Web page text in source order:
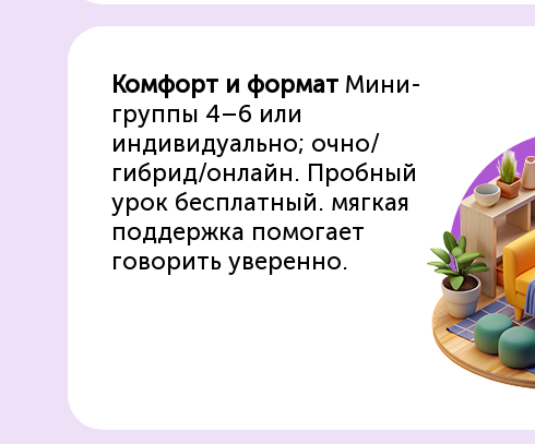
Комфорт и формат Мини-
группы 4–6 или
индивидуально; очно/
гибрид/онлайн. Пробный
урок бесплатный. мягкая
поддержка помогает
говорить уверенно.